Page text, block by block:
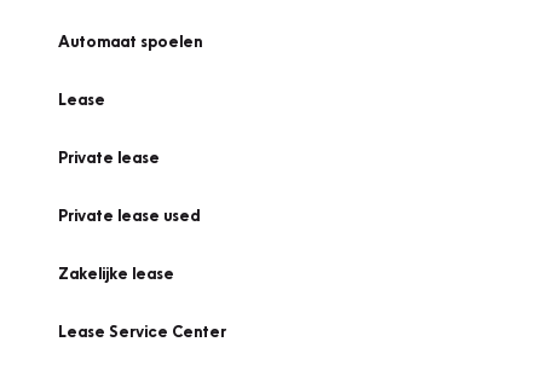
Automaat spoelen
Lease
Private lease
Private lease used
Zakelijke lease
Lease Service Center